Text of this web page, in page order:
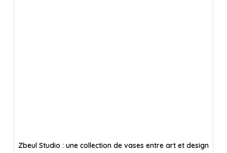
Zbeul Studio : une collection de vases entre art et design